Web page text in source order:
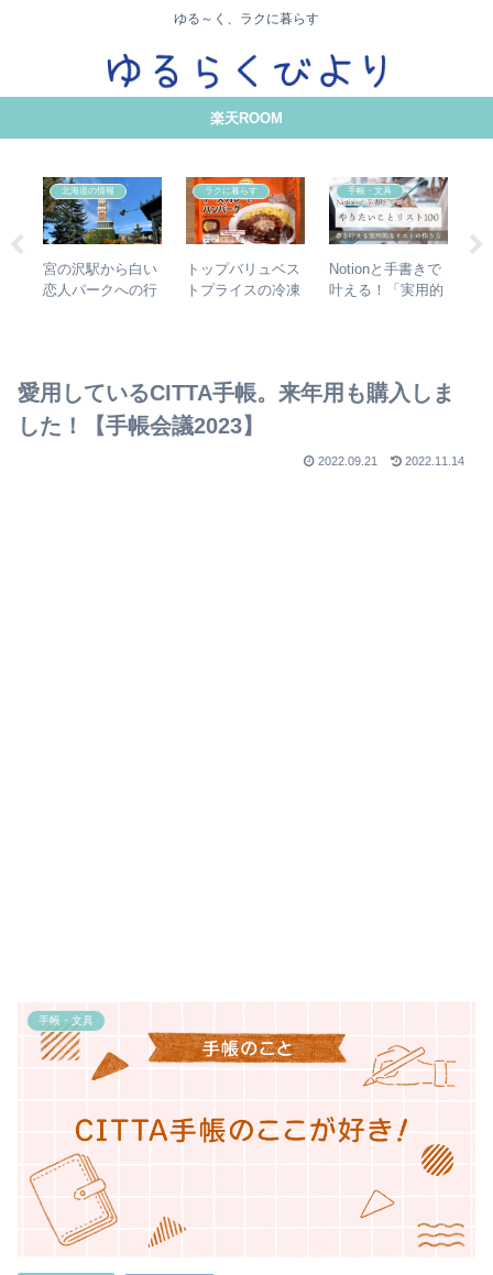
ゆる～く、ラクに暮らす
楽天ROOM
北海道の情報
宮の沢駅から白い
恋人パークへの行
ラクに暮らす
トップバリュベス
トプライスの冷凍
手帳・文具
Notionと手書きで
叶える！「実用的
愛用しているCITTA手帳。来年用も購入しま
した！【手帳会議2023】
2022.09.21 2022.11.14
手帳・文具